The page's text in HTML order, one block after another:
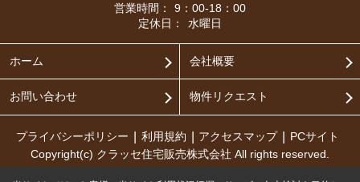
営業時間：
9：00-18：00
定休日：
水曜日
ホーム 会社概要
お問い合わせ 物件リクエスト
プライバシーポリシー 利用規約 アクセスマップ
PCサイト
Copyright(c) クラッセ住宅販売株式会社 All rights reserved.